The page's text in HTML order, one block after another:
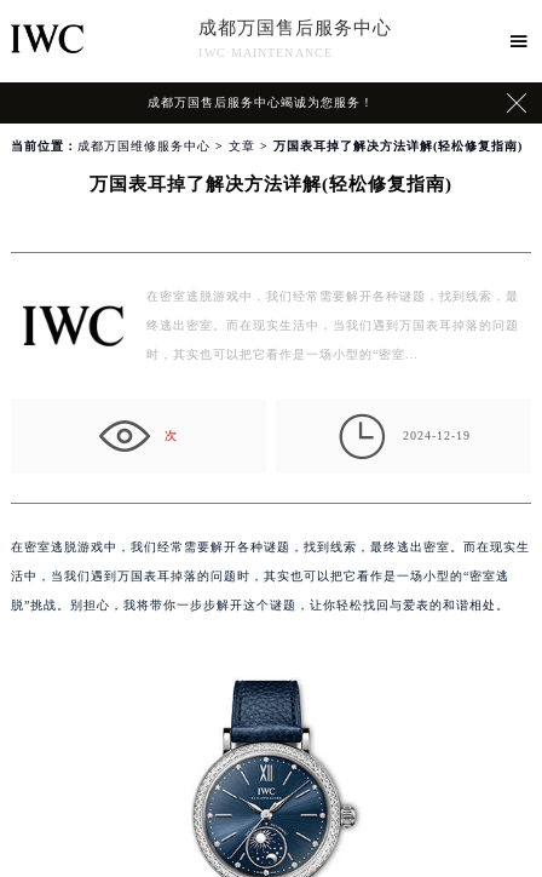
成都万国售后服务中心
IWC MAINTENANCE

成都万国售后服务中心竭诚为您服务！ 
当前位置： 成都万国维修服务中心 > 文章 > 万国表耳掉了解决方法详解(轻松修复指南)
万国表耳掉了解决方法详解(轻松修复指南)
在密室逃脱游戏中，我们经常需要解开各种谜题，找到线索，最
终逃出密室。而在现实生活中，当我们遇到万国表耳掉落的问题
时，其实也可以把它看作是一场小型的“密室…
次  2024-12-19
在密室逃脱游戏中，我们经常需要解开各种谜题，找到线索，最终逃出密室。而在现实生
活中，当我们遇到万国表耳掉落的问题时，其实也可以把它看作是一场小型的“密室逃
脱”挑战。别担心，我将带你一步步解开这个谜题，让你轻松找回与爱表的和谐相处。